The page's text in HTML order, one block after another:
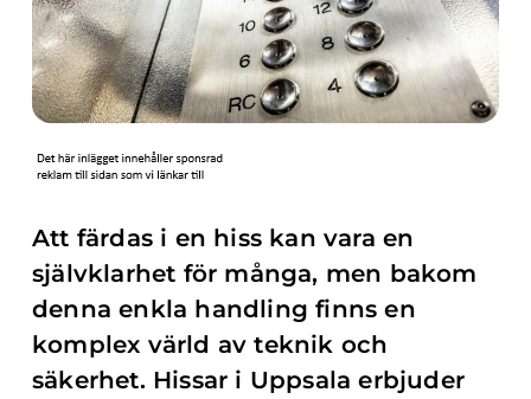
Att färdas i en hiss kan vara en
självklarhet för många, men bakom
denna enkla handling finns en
komplex värld av teknik och
säkerhet. Hissar i Uppsala erbjuder